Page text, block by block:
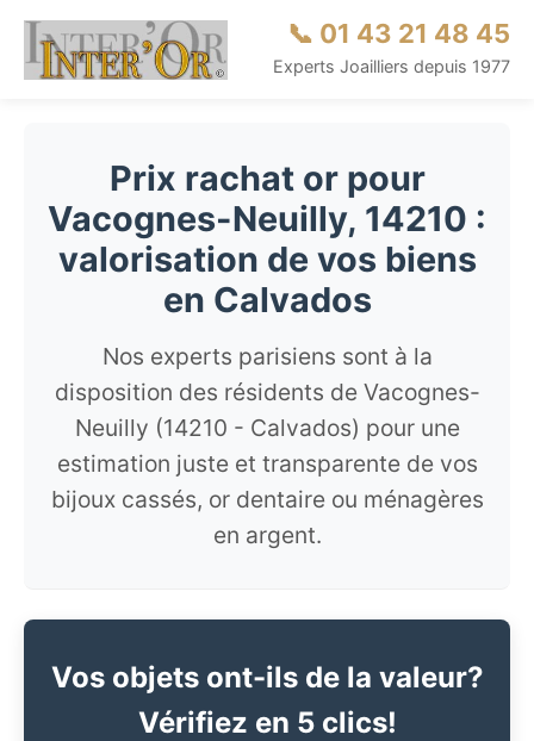
📞 01 43 21 48 45
Experts Joailliers depuis 1977
Prix rachat or pour
Vacognes-Neuilly, 14210 :
valorisation de vos biens
en Calvados
Nos experts parisiens sont à la
disposition des résidents de Vacognes-
Neuilly (14210 - Calvados) pour une
estimation juste et transparente de vos
bijoux cassés, or dentaire ou ménagères
en argent.
Vos objets ont-ils de la valeur?
Vérifiez en 5 clics!